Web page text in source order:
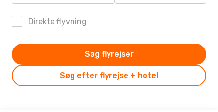
Direkte flyvning
Søg efter flyrejse + hotel
Søg flyrejser